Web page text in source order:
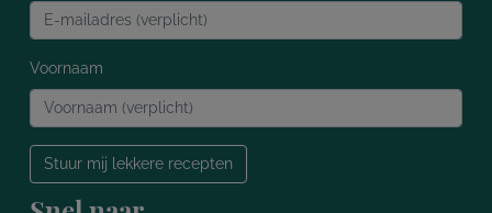
Voornaam
Stuur mij lekkere recepten